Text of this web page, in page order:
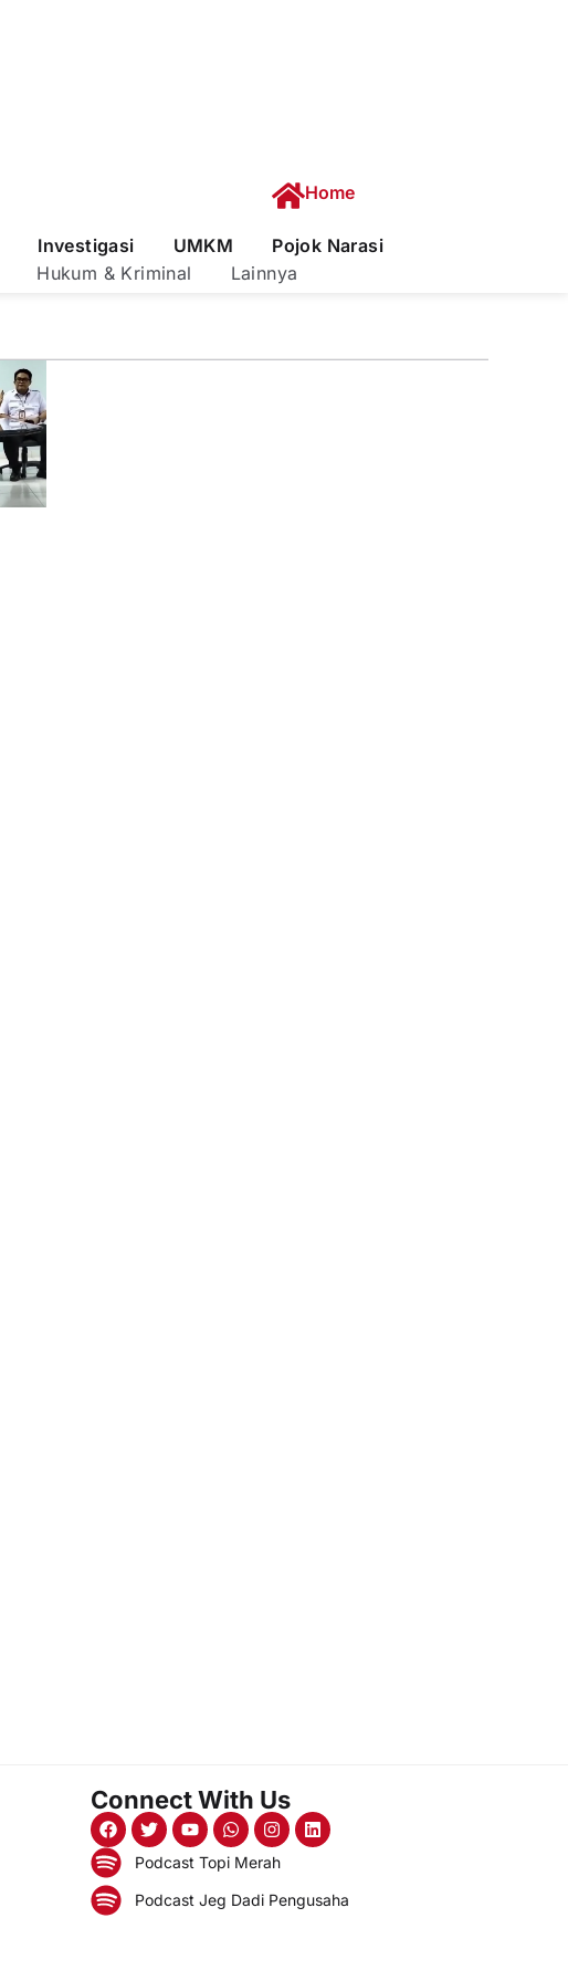
Home
Investigasi UMKM
Pojok Narasi
Hukum & Kriminal Lainnya
Connect With Us
Podcast Topi Merah
Podcast Jeg Dadi Pengusaha